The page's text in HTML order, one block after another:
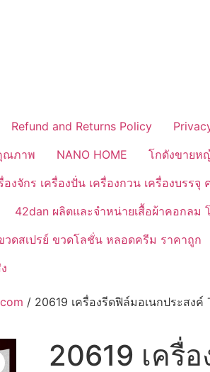
Refund and Returns Policy
ณภาพ
NANO HOME
โกดังขายห
กร เครื่องปั่น เครื่องกวน เครื่องบรรจุ
42dan ผลิตและจำหน่ายเสื้อผ้าคอกลม
ดสเปรย์ ขวดโลชั่น หลอดครีม ราคาถูก
/ 20619 เครื่องรีดฟิล์มอเนกประสง
20619 เครื่